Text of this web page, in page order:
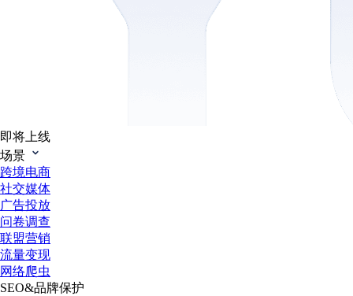
即将上线
场景
跨境电商
社交媒体
广告投放
问卷调查
联盟营销
流量变现
网络爬虫
SEO&品牌保护